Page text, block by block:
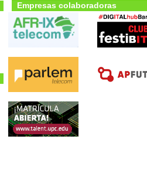
Empresas colaboradoras